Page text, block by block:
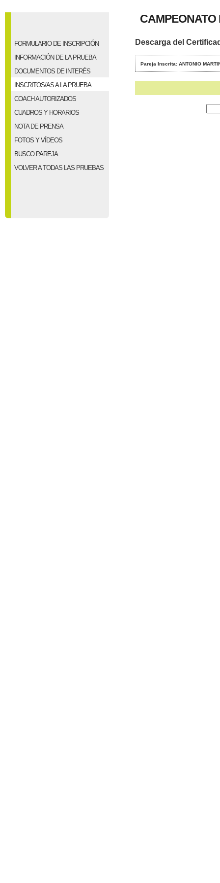
FORMULARIO DE INSCRIPCIÓN
INFORMACIÓN DE LA PRUEBA
DOCUMENTOS DE INTERÉS
INSCRITOS/AS A LA PRUEBA
COACH AUTORIZADOS
CUADROS Y HORARIOS
NOTA DE PRENSA
FOTOS Y VÍDEOS
BUSCO PAREJA
VOLVER A TODAS LAS PRUEBAS
CAMPEONATO
Descarga del
Pareja Inscrita: ANTONIO